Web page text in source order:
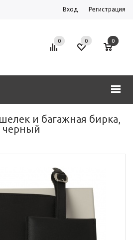
Вход Регистрация
0 0 0
и багажная бирка,
черный